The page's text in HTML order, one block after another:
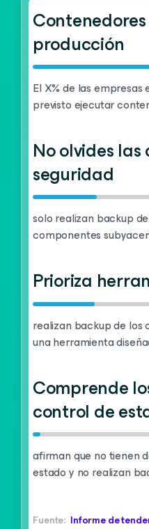
producción
El X% de las
previsto ejecutar
No olvides
seguridad
solo realizan backup
componentes
Prioriza
realizan backup de los
una herramienta
Comprende
control de
afirman que no tienen
estado y no realizan
Fuente: Informe de